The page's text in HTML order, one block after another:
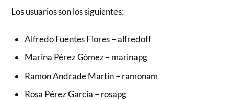
Los usuarios son los siguientes:
Alfredo Fuentes Flores – alfredoff
Marina Pérez Gómez – marinapg
Ramon Andrade Martín – ramonam
Rosa Pérez Garcia – rosapg